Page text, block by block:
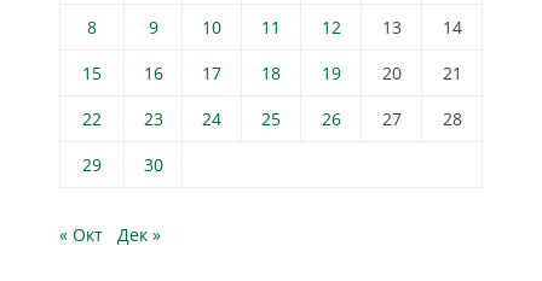
8
9 10 11 12 13
14
15
16 17 18 19 20
21
22
23 24 25 26 27
28
29
30
« Окт Дек »